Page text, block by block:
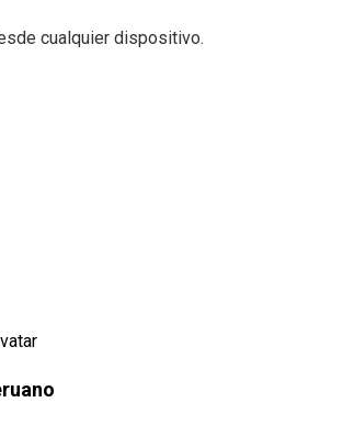
cualquier dispositivo.